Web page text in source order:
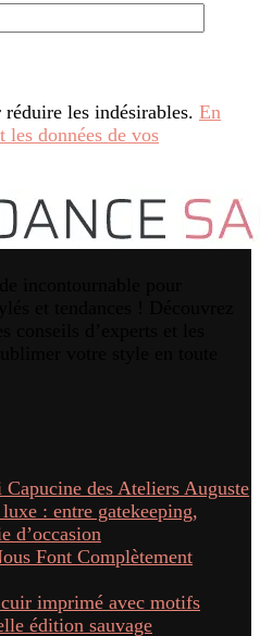
les indésirables. En
données de vos
des Ateliers Auguste
: entre gatekeeping,
d’occasion
Font Complètement
imprimé avec motifs
édition sauvage